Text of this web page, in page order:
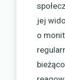
jej
o